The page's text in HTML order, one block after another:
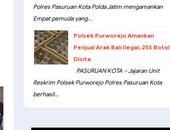
Polres Pasuruan Kota Polda Jatim mengamankan
Empat pemuda yang...
Polsek Purworejo Amankan
Penjual Arak Bali Ilegal, 255 Botol
Disita
PASURUAN KOTA – Jajaran Unit
Reskrim Polsek Purworejo Polres Pasuruan Kota
berhasil...